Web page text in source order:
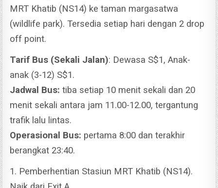
MRT Khatib (NS14) ke taman margasatwa
(wildlife park). Tersedia setiap hari dengan 2 drop
off point.
Tarif Bus (Sekali Jalan): Dewasa S$1, Anak-
anak (3-12) S$1.
Jadwal Bus: tiba setiap 10 menit sekali dan 20
menit sekali antara jam 11.00-12.00, tergantung
trafik lalu lintas.
Operasional Bus: pertama 8:00 dan terakhir
berangkat 23:40.
1. Pemberhentian Stasiun MRT Khatib (NS14).